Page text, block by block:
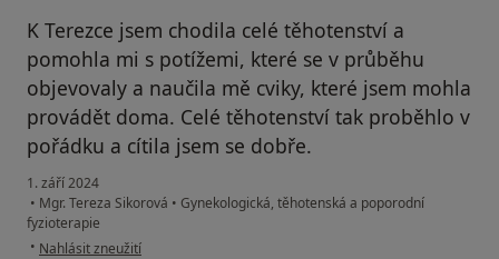
K Terezce jsem chodila celé těhotenství a
pomohla mi s potížemi, které se v průběhu
objevovaly a naučila mě cviky, které jsem mohla
provádět doma. Celé těhotenství tak proběhlo v
pořádku a cítila jsem se dobře.
1. září 2024
• Mgr. Tereza Sikorová • Gynekologická, těhotenská a poporodní
fyzioterapie
• podle názoru uživatele Pavlína
Nahlásit zneužití